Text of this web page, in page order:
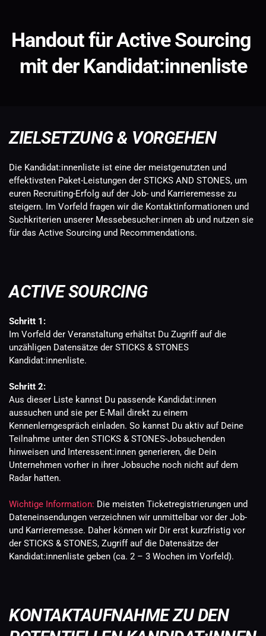
Handout für Active Sourcing
mit der Kandidat:innenliste
ZIELSETZUNG & VORGEHEN
Die Kandidat:innenliste ist eine der meistgenutzten und
effektivsten Paket-Leistungen der STICKS AND STONES, um
euren Recruiting-Erfolg auf der Job- und Karrieremesse zu
steigern. Im Vorfeld fragen wir die Kontaktinformationen und
Suchkriterien unserer Messebesucher:innen ab und nutzen sie
für das Active Sourcing und Recommendations.
ACTIVE SOURCING
Schritt 1:
Im Vorfeld der Veranstaltung erhältst Du Zugriff auf die
unzähligen Datensätze der STICKS & STONES
Kandidat:innenliste.
Schritt 2:
Aus dieser Liste kannst Du passende Kandidat:innen
aussuchen und sie per E-Mail direkt zu einem
Kennenlerngespräch einladen. So kannst Du aktiv auf Deine
Teilnahme unter den STICKS & STONES-Jobsuchenden
hinweisen und Interessent:innen generieren, die Dein
Unternehmen vorher in ihrer Jobsuche noch nicht auf dem
Radar hatten.
Wichtige Information: Die meisten Ticketregistrierungen und
Dateneinsendungen verzeichnen wir unmittelbar vor der Job-
und Karrieremesse. Daher können wir Dir erst kurzfristig vor
der STICKS & STONES, Zugriff auf die Datensätze der
Kandidat:innenliste geben (ca. 2 – 3 Wochen im Vorfeld).
KONTAKTAUFNAHME ZU DEN